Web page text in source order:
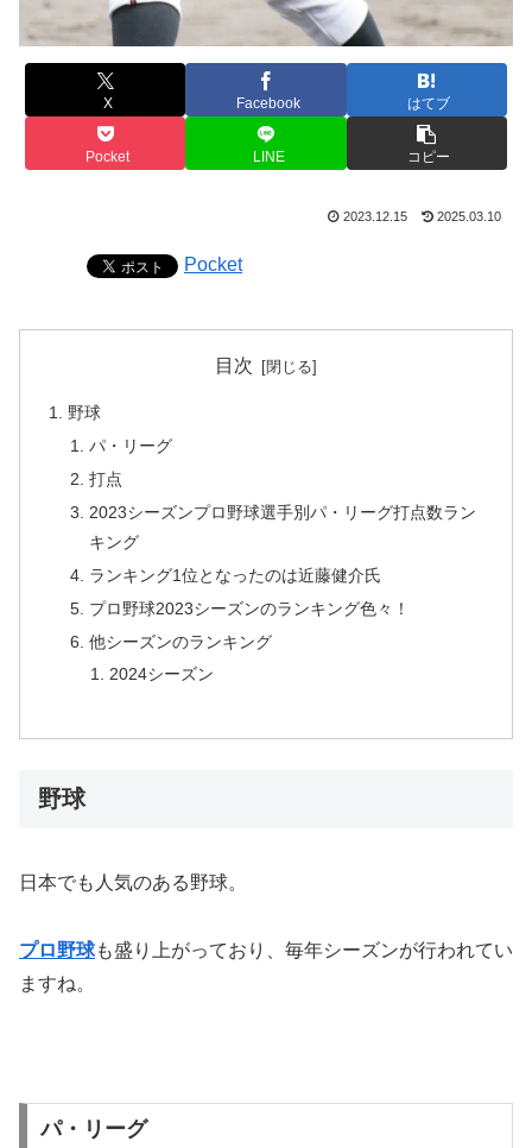
X Facebook はてブ
Pocket LINE コピー
2023.12.15 2025.03.10
Pocket
目次
野球
パ・リーグ
打点
2023シーズンプロ野球選手別パ・リーグ打点数ラン
キング
ランキング1位となったのは近藤健介氏
プロ野球2023シーズンのランキング色々！
他シーズンのランキング
2024シーズン
野球
日本でも人気のある野球。
プロ野球も盛り上がっており、毎年シーズンが行われてい
ますね。
パ・リーグ